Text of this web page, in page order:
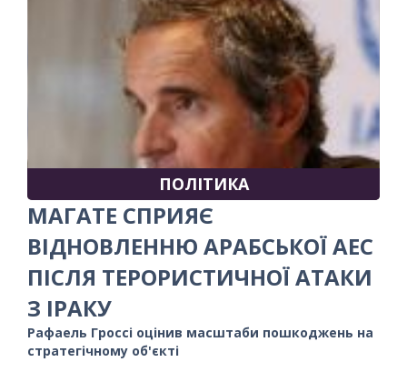
ПОЛІТИКА
МАГАТЕ СПРИЯЄ
ВІДНОВЛЕННЮ АРАБСЬКОЇ АЕС
ПІСЛЯ ТЕРОРИСТИЧНОЇ АТАКИ
З ІРАКУ
Рафаель Гроссі оцінив масштаби пошкоджень на
стратегічному об'єкті